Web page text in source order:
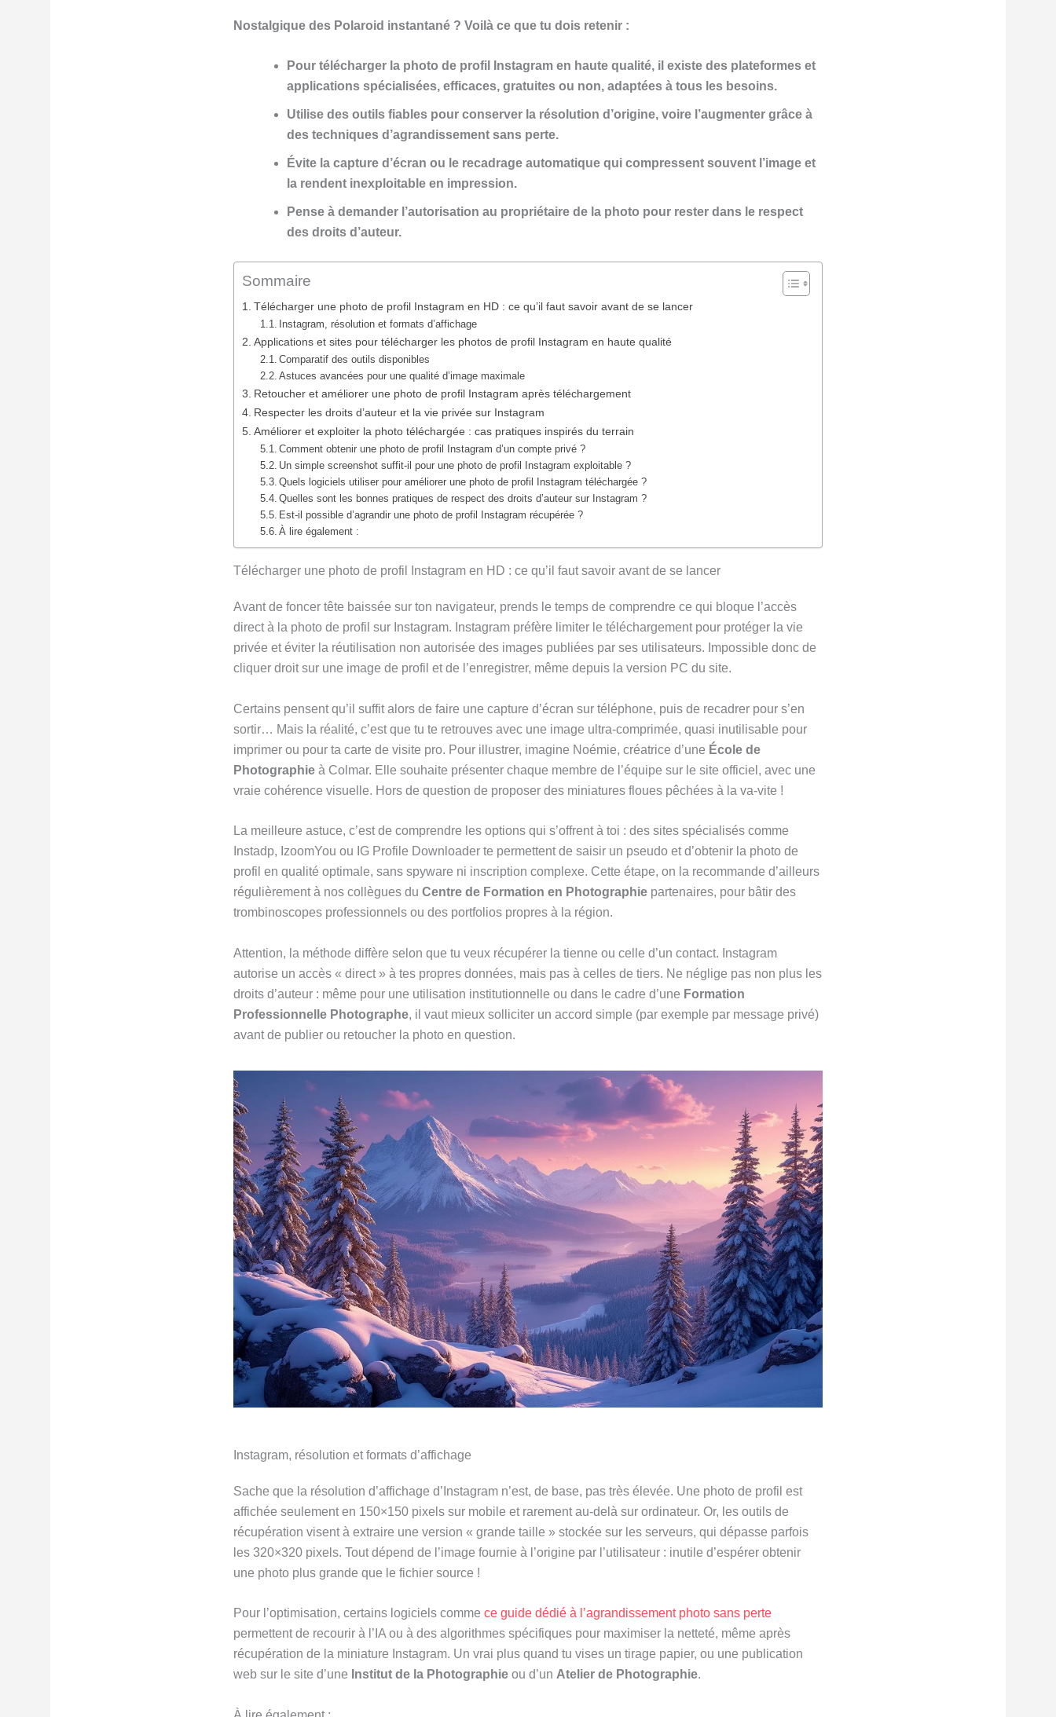
Nostalgique des Polaroid instantané ? Voilà ce que tu dois retenir :
Pour télécharger la photo de profil Instagram en haute qualité, il existe des plateformes et
applications spécialisées, efficaces, gratuites ou non, adaptées à tous les besoins.
Utilise des outils fiables pour conserver la résolution d’origine, voire l’augmenter grâce à
des techniques d’agrandissement sans perte.
Évite la capture d’écran ou le recadrage automatique qui compressent souvent l’image et
la rendent inexploitable en impression.
Pense à demander l’autorisation au propriétaire de la photo pour rester dans le respect
des droits d’auteur.
Sommaire
Télécharger une photo de profil Instagram en HD : ce qu’il faut savoir avant de se lancer
Instagram, résolution et formats d’affichage
Applications et sites pour télécharger les photos de profil Instagram en haute qualité
Comparatif des outils disponibles
Astuces avancées pour une qualité d’image maximale
Retoucher et améliorer une photo de profil Instagram après téléchargement
Respecter les droits d’auteur et la vie privée sur Instagram
Améliorer et exploiter la photo téléchargée : cas pratiques inspirés du terrain
Comment obtenir une photo de profil Instagram d’un compte privé ?
Un simple screenshot suffit-il pour une photo de profil Instagram exploitable ?
Quels logiciels utiliser pour améliorer une photo de profil Instagram téléchargée ?
Quelles sont les bonnes pratiques de respect des droits d’auteur sur Instagram ?
Est-il possible d’agrandir une photo de profil Instagram récupérée ?
À lire également :
Télécharger une photo de profil Instagram en HD : ce qu’il faut savoir avant de se lancer
Avant de foncer tête baissée sur ton navigateur, prends le temps de comprendre ce qui bloque l’accès
direct à la photo de profil sur Instagram. Instagram préfère limiter le téléchargement pour protéger la vie
privée et éviter la réutilisation non autorisée des images publiées par ses utilisateurs. Impossible donc de
cliquer droit sur une image de profil et de l’enregistrer, même depuis la version PC du site.
Certains pensent qu’il suffit alors de faire une capture d’écran sur téléphone, puis de recadrer pour s’en
sortir… Mais la réalité, c’est que tu te retrouves avec une image ultra-comprimée, quasi inutilisable pour
imprimer ou pour ta carte de visite pro. Pour illustrer, imagine Noémie, créatrice d’une École de
Photographie à Colmar. Elle souhaite présenter chaque membre de l’équipe sur le site officiel, avec une
vraie cohérence visuelle. Hors de question de proposer des miniatures floues pêchées à la va-vite !
La meilleure astuce, c’est de comprendre les options qui s’offrent à toi : des sites spécialisés comme
Instadp, IzoomYou ou IG Profile Downloader te permettent de saisir un pseudo et d’obtenir la photo de
profil en qualité optimale, sans spyware ni inscription complexe. Cette étape, on la recommande d’ailleurs
régulièrement à nos collègues du Centre de Formation en Photographie partenaires, pour bâtir des
trombinoscopes professionnels ou des portfolios propres à la région.
Attention, la méthode diffère selon que tu veux récupérer la tienne ou celle d’un contact. Instagram
autorise un accès « direct » à tes propres données, mais pas à celles de tiers. Ne néglige pas non plus les
droits d’auteur : même pour une utilisation institutionnelle ou dans le cadre d’une Formation
Professionnelle Photographe, il vaut mieux solliciter un accord simple (par exemple par message privé)
avant de publier ou retoucher la photo en question.
Instagram, résolution et formats d’affichage
Sache que la résolution d’affichage d’Instagram n’est, de base, pas très élevée. Une photo de profil est
affichée seulement en 150×150 pixels sur mobile et rarement au-delà sur ordinateur. Or, les outils de
récupération visent à extraire une version « grande taille » stockée sur les serveurs, qui dépasse parfois
les 320×320 pixels. Tout dépend de l’image fournie à l’origine par l’utilisateur : inutile d’espérer obtenir
une photo plus grande que le fichier source !
Pour l’optimisation, certains logiciels comme ce guide dédié à l’agrandissement photo sans perte
permettent de recourir à l’IA ou à des algorithmes spécifiques pour maximiser la netteté, même après
récupération de la miniature Instagram. Un vrai plus quand tu vises un tirage papier, ou une publication
web sur le site d’une Institut de la Photographie ou d’un Atelier de Photographie.